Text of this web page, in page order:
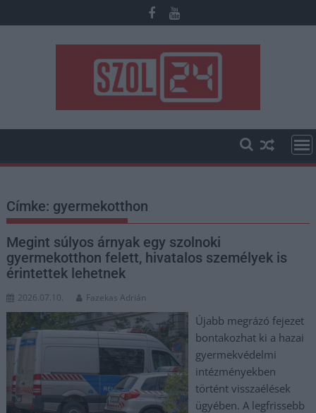
to
Címke: gyermekotthon
Megint súlyos árnyak egy szolnoki
gyermekotthon felett, hivatalos személyek is
érintettek lehetnek
2026.07.10. Fazekas Adrián
Újabb megrázó fejezet
bontakozhat ki a hazai
gyermekvédelmi
intézményekben
történt visszaélések
ügyében. A legfrissebb